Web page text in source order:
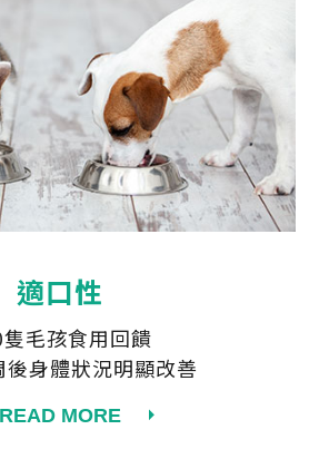
適口性
毛孩食用回饋
後身體狀況明顯改善
READ MORE